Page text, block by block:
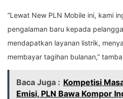
“Lewat New PLN Mobile ini, kami
pengalaman baru kepada
mendapatkan layanan listrik,
membayar tagihan bulanan,”
Baca Juga : Kompetisi
Emisi, PLN Bawa Kompor